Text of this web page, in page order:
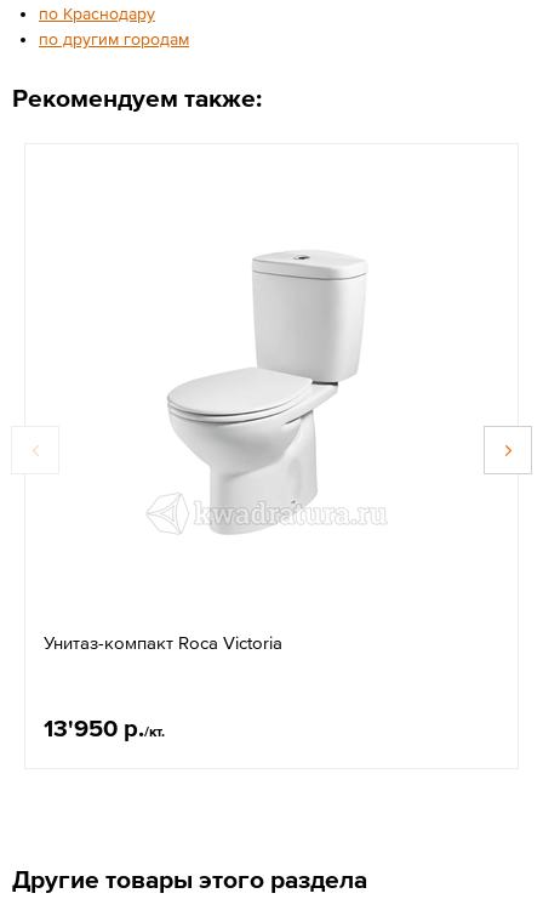
по Краснодару
по другим городам
Рекомендуем также:
Унитаз-компакт Roсa Victoria
13'950 р./кт.
Другие товары этого раздела